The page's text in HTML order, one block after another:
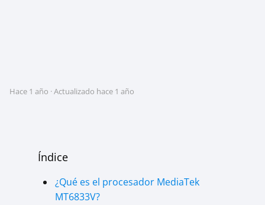
hace 1 año · Actualizado hace 1 año
Índice
¿Qué es el procesador MediaTek
MT6833V?